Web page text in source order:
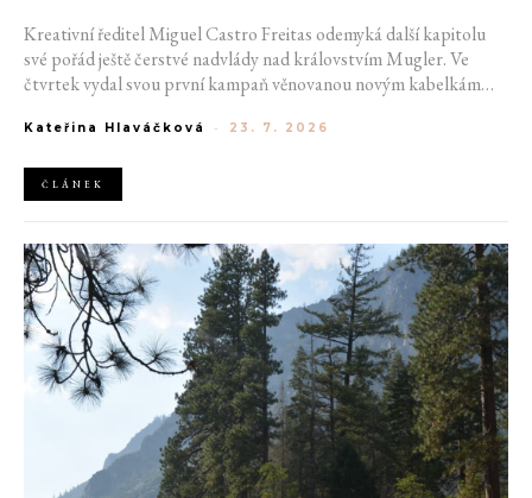
Kreativní ředitel Miguel Castro Freitas odemyká další kapitolu
své pořád ještě čerstvé nadvlády nad královstvím Mugler. Ve
čtvrtek vydal svou první kampaň věnovanou novým kabelkám
do módního domu dorazil. Umně mísí výrazy minulosti a dávných
Kateřina Hlaváčková - 23. 7. 2026
ČLÁNEK